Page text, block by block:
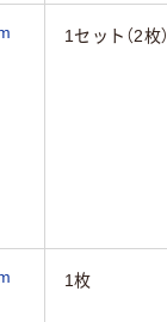
1セット（2枚）
1枚